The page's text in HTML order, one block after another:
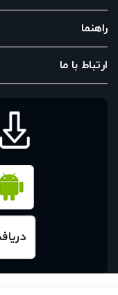
راهنما
ارتباط با ما